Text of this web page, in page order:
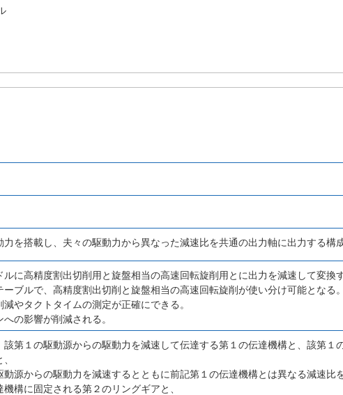
を搭載し、夫々の駆動力から異なった減速比を共通の出力軸に出力する構
に高精度割出切削用と旋盤相当の高速回転旋削用とに出力を減速して変換
ブルで、高精度割出切削と旋盤相当の高速回転旋削が使い分け可能となる。
やタクトタイムの測定が正確にできる。
の影響が削減される。
第１の駆動源からの駆動力を減速して伝達する第１の伝達機構と、該第１
源からの駆動力を減速するとともに前記第１の伝達機構とは異なる減速比
構に固定される第２のリングギアと、